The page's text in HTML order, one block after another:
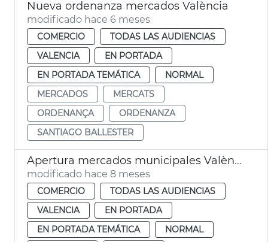
Nueva ordenanza mercados València
modificado hace 6 meses
COMERCIO
TODAS LAS AUDIENCIAS
VALENCIA
EN PORTADA
EN PORTADA TEMÁTICA
NORMAL
MERCADOS
MERCATS
ORDENANÇA
ORDENANZA
SANTIAGO BALLESTER
Apertura mercados municipales València Día de la Constitución
modificado hace 8 meses
COMERCIO
TODAS LAS AUDIENCIAS
VALENCIA
EN PORTADA
EN PORTADA TEMÁTICA
NORMAL